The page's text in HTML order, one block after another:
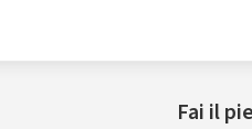
Fai il